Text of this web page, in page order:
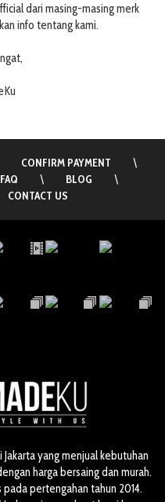
dari masing-masing merk
info tentang kami.
CONFIRM PAYMENT
\
FAQ \ BLOG
\
CONTACT US
yang menjual kebutuhan
harga bersaing dan murah.
pertengahan tahun 2014.